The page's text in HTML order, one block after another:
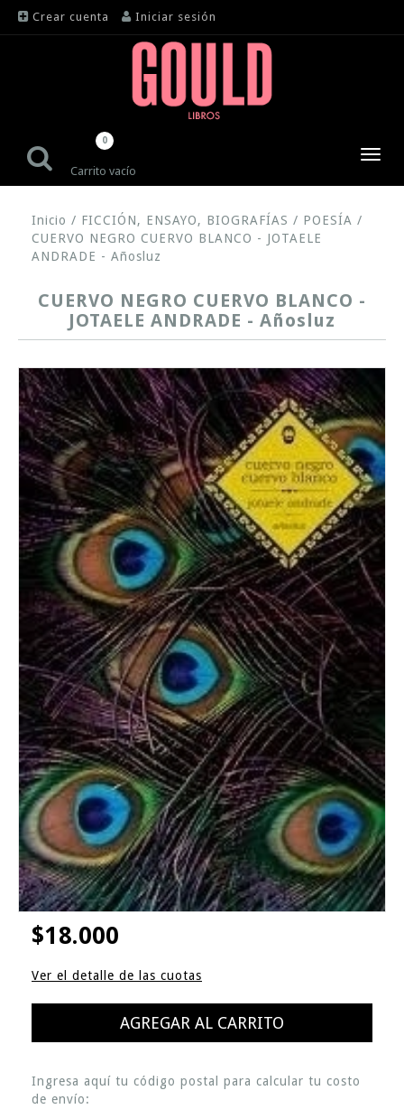
Crear cuenta Iniciar sesión
Carrito vacío
0
Inicio / FICCIÓN, ENSAYO, BIOGRAFÍAS / POESÍA /
CUERVO NEGRO CUERVO BLANCO - JOTAELE
ANDRADE - Añosluz
CUERVO NEGRO CUERVO BLANCO -
JOTAELE ANDRADE - Añosluz
$18.000
Ver el detalle de las cuotas
Ingresa aquí tu código postal para calcular tu costo
de envío: